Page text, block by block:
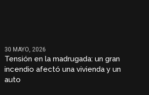
30 MAYO, 2026
Tensión en la madrugada: un gran
incendio afectó una vivienda y un
auto